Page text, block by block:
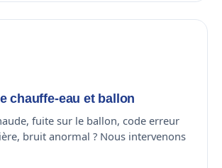
chauffe-eau et ballon
fuite sur le ballon, code erreur
bruit anormal ? Nous intervenons